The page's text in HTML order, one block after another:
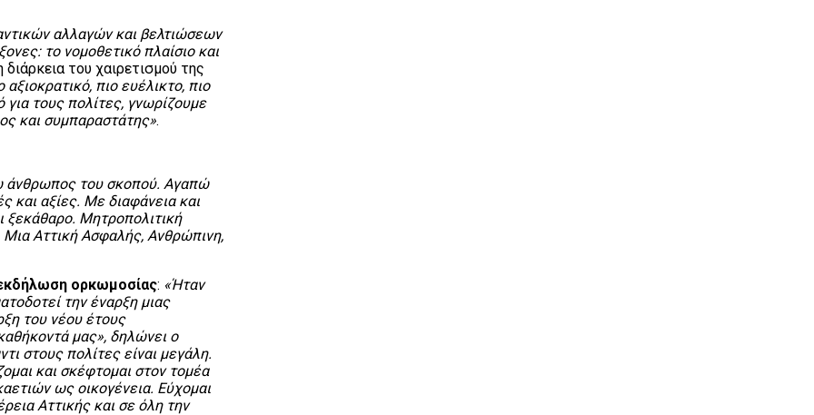
αλλαγών και βελτιώσεων
το νομοθετικό πλαίσιο και
του χαιρετισμού της
πιο ευέλικτο, πιο
για τους πολίτες, γνωρίζουμε
και συμπαραστάτης».
άνθρωπος του σκοπού. Αγαπώ
αξίες. Με διαφάνεια και
ξεκάθαρο. Μητροπολιτική
Αττική Ασφαλής, Ανθρώπινη,
ορκωμοσίας: «Ήταν
την έναρξη μιας
του νέου έτους
μας», δηλώνει ο
στους πολίτες είναι μεγάλη.
και σκέφτομαι στον τομέα
ως οικογένεια. Εύχομαι
Αττικής και σε όλη την